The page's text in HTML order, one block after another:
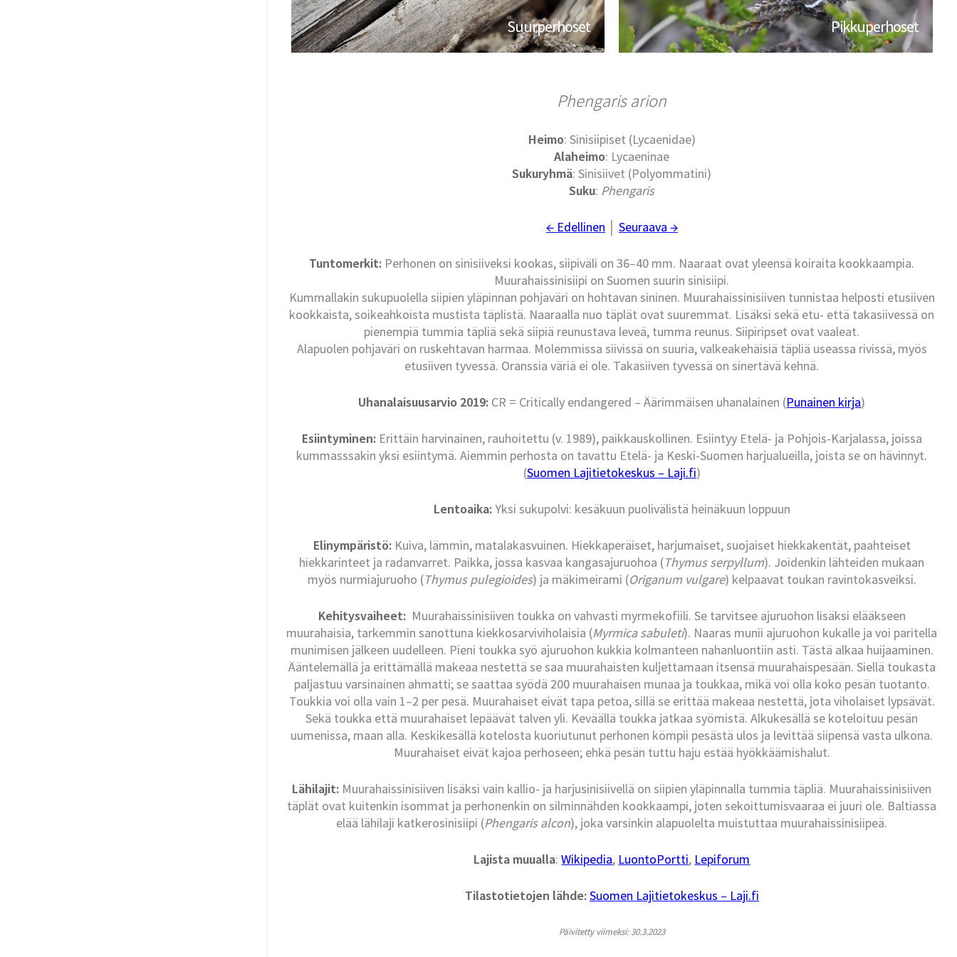
Suurperhoset Pikkuperhoset
Phengaris arion
Heimo: Sinisiipiset (Lycaenidae)
Alaheimo: Lycaeninae
Sukuryhmä: Sinisiivet (Polyommatini)
Suku: Phengaris
← Edellinen Seuraava →
Tuntomerkit: Perhonen on sinisiiveksi kookas, siipiväli on 36–40 mm. Naaraat ovat yleensä koiraita kookkaampia.
Muurahaissinisiipi on Suomen suurin sinisiipi.
Kummallakin sukupuolella siipien yläpinnan pohjaväri on hohtavan sininen. Muurahaissinisiiven tunnistaa helposti etusiiven
kookkaista, soikeahkoista mustista täplistä. Naaraalla nuo täplät ovat suuremmat. Lisäksi sekä etu- että takasiivessä on
pienempiä tummia täpliä sekä siipiä reunustava leveä, tumma reunus. Siipiripset ovat vaaleat.
Alapuolen pohjaväri on ruskehtavan harmaa. Molemmissa siivissä on suuria, valkeakehäisiä täpliä useassa rivissä, myös
etusiiven tyvessä. Oranssia väriä ei ole. Takasiiven tyvessä on sinertävä kehnä.
Uhanalaisuusarvio 2019: CR = Critically endangered – Äärimmäisen uhanalainen (Punainen kirja)
Esiintyminen:Erittäin harvinainen, rauhoitettu (v. 1989), paikkauskollinen. Esiintyy Etelä- ja Pohjois-Karjalassa, joissa
kummasssakin yksi esiintymä. Aiemmin perhosta on tavattu Etelä- ja Keski-Suomen harjualueilla, joista se on hävinnyt.
(Suomen Lajitietokeskus – Laji.fi)
Lentoaika:Yksi sukupolvi: kesäkuun puolivälistä heinäkuun loppuun
Elinympäristö:Kuiva, lämmin, matalakasvuinen. Hiekkaperäiset, harjumaiset, suojaiset hiekkakentät, paahteiset
hiekkarinteet ja radanvarret. Paikka, jossa kasvaa kangasajuruohoa (Thymus serpyllum). Joidenkin lähteiden mukaan
myös nurmiajuruoho (Thymus pulegioides) ja mäkimeirami (Origanum vulgare) kelpaavat toukan ravintokasveiksi.
Kehitysvaiheet: Muurahaissinisiiven toukka on vahvasti myrmekofiili. Se tarvitsee ajuruohon lisäksi elääkseen
muurahaisia, tarkemmin sanottuna kiekkosarviviholaisia (Myrmica sabuleti). Naaras munii ajuruohon kukalle ja voi paritella
munimisen jälkeen uudelleen. Pieni toukka syö ajuruohon kukkia kolmanteen nahanluontiin asti. Tästä alkaa huijaaminen.
Ääntelemällä ja erittämällä makeaa nestettä se saa muurahaisten kuljettamaan itsensä muurahaispesään. Siellä toukasta
paljastuu varsinainen ahmatti; se saattaa syödä 200 muurahaisen munaa ja toukkaa, mikä voi olla koko pesän tuotanto.
Toukkia voi olla vain 1–2 per pesä. Muurahaiset eivät tapa petoa, sillä se erittää makeaa nestettä, jota viholaiset lypsävät.
Sekä toukka että muurahaiset lepäävät talven yli. Keväällä toukka jatkaa syömistä. Alkukesällä se koteloituu pesän
uumenissa, maan alla. Keskikesällä kotelosta kuoriutunut perhonen kömpii pesästä ulos ja levittää siipensä vasta ulkona.
Muurahaiset eivät kajoa perhoseen; ehkä pesän tuttu haju estää hyökkäämishalut.
Lähilajit: Muurahaissinisiiven lisäksi vain kallio- ja harjusinisiivellä on siipien yläpinnalla tummia täpliä. Muurahaissinisiiven
täplät ovat kuitenkin isommat ja perhonenkin on silminnähden kookkaampi, joten sekoittumisvaaraa ei juuri ole. Baltiassa
elää lähilaji katkerosinisiipi (Phengaris alcon), joka varsinkin alapuolelta muistuttaa muurahaissinisiipeä.
Lajista muualla:Wikipedia, LuontoPortti, Lepiforum
Tilastotietojen lähde:Suomen Lajitietokeskus – Laji.fi
Päivitetty viimeksi: 30.3.2023